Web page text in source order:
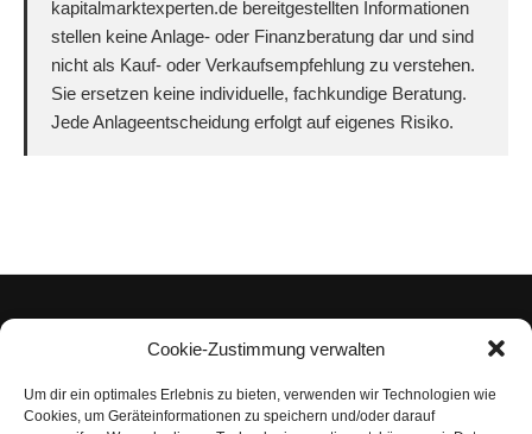
Cookie-Zustimmung verwalten
Um dir ein optimales Erlebnis zu bieten, verwenden wir Technologien wie
Cookies, um Geräteinformationen zu speichern und/oder darauf
kapitalmarktexperten.de bereitgestellten Informationen
stellen keine Anlage- oder Finanzberatung dar und sind
nicht als Kauf- oder Verkaufsempfehlung zu verstehen.
Sie ersetzen keine individuelle, fachkundige Beratung.
Jede Anlageentscheidung erfolgt auf eigenes Risiko.
Impressum